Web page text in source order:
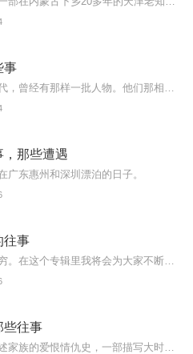
事
，那些遭遇
广东惠州和深圳漂泊的日子。
往事
些往事